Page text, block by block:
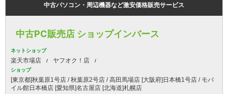
中古パソコン・周辺機器など激安価格販売サービス
中古PC販売店 ショップインバース
ネットショップ
楽天市場店 ヤフオク！店
ショップ
[東京都]秋葉原1号店 / 秋葉原2号店 / 高田馬場店 [大阪府]日本橋1号店 / モバ
イル館日本橋店 [愛知県]名古屋店 [北海道]札幌店